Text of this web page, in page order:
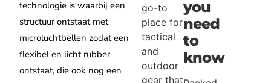
technologie is waarbij een
structuur ontstaat met
microluchtbellen zodat een
flexibel en licht rubber
ontstaat, die ook nog een
go-to
place for
tactical
and
outdoor
gear that
you
need
to
know